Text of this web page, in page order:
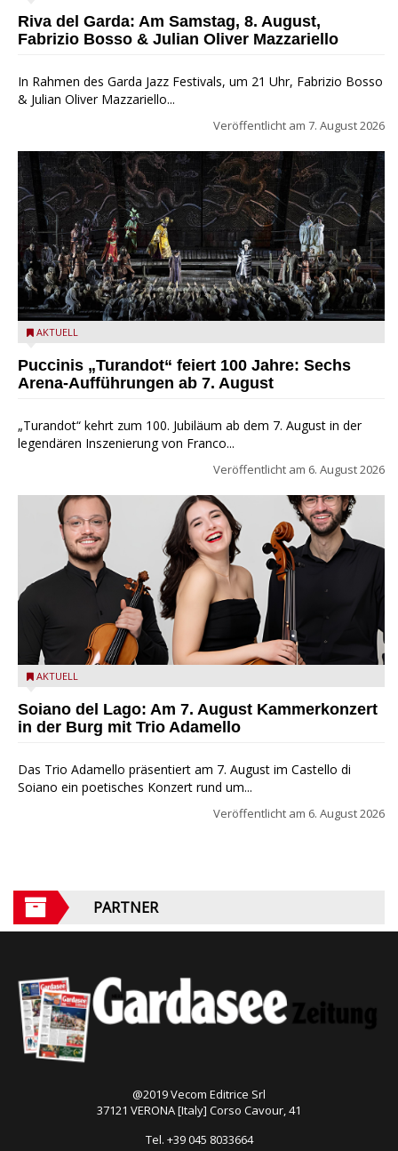
Riva del Garda: Am Samstag, 8. August,
Fabrizio Bosso & Julian Oliver Mazzariello
In Rahmen des Garda Jazz Festivals, um 21 Uhr, Fabrizio Bosso
& Julian Oliver Mazzariello...
Veröffentlicht am 7. August 2026
Turandot in der Arena von Verona - Ennevi für Fondazione
AKTUELL
Puccinis „Turandot“ feiert 100 Jahre: Sechs
Arena-Aufführungen ab 7. August
„Turandot“ kehrt zum 100. Jubiläum ab dem 7. August in der
legendären Inszenierung von Franco...
Veröffentlicht am 6. August 2026
Trio Adamello
AKTUELL
Soiano del Lago: Am 7. August Kammerkonzert
in der Burg mit Trio Adamello
Das Trio Adamello präsentiert am 7. August im Castello di
Soiano ein poetisches Konzert rund um...
Veröffentlicht am 6. August 2026
PARTNER
@2019 Vecom Editrice Srl
37121 VERONA [Italy] Corso Cavour, 41
Tel. +39 045 8033664